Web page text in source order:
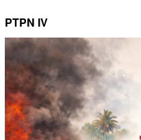
PTPN IV